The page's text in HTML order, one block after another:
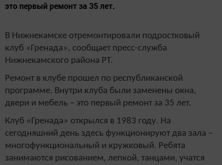
это первый ремонт за 35 лет.
В Нижнекамске отремонтировали подростковый
клуб «Гренада», сообщает пресс-служба
Нижнекамского района РТ.
Ремонт в клубе прошел по республиканской
программе. Внутри клуба были заменены окна,
двери и мебель – это первый ремонт за 35 лет.
Клуб «Гренада» открылся в 1983 году. На
сегодняшний день здесь функционируют два зала –
многофункциональный и кружковый. Ребята
занимаются рисованием, лепкой, танцами, учатся